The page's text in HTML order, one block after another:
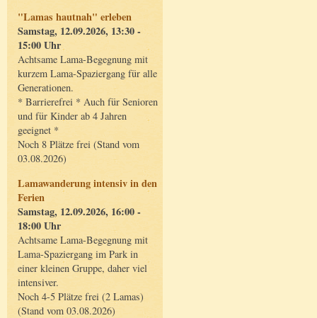
"Lamas hautnah" erleben
Samstag, 12.09.2026, 13:30 -
15:00 Uhr
Achtsame Lama-Begegnung mit
kurzem Lama-Spaziergang für alle
Generationen.
* Barrierefrei * Auch für Senioren
und für Kinder ab 4 Jahren
geeignet *
Noch 8 Plätze frei (Stand vom
03.08.2026)
Lamawanderung intensiv in den
Ferien
Samstag, 12.09.2026, 16:00 -
18:00 Uhr
Achtsame Lama-Begegnung mit
Lama-Spaziergang im Park in
einer kleinen Gruppe, daher viel
intensiver.
Noch 4-5 Plätze frei (2 Lamas)
(Stand vom 03.08.2026)